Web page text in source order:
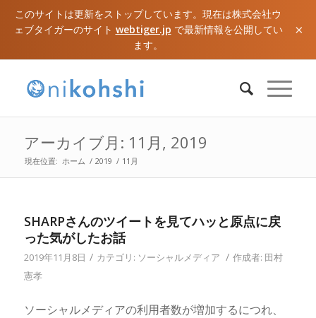
このサイトは更新をストップしています。現在は株式会社ウ
ェブタイガーのサイト webtiger.jp で最新情報を公開してい
ます。
×
アーカイブ月: 11月, 2019
現在位置: ホーム / 2019 / 11月
SHARPさんのツイートを見てハッと原点に戻
った気がしたお話
2019年11月8日 / カテゴリ: ソーシャルメディア / 作成者: 田村
憲孝
ソーシャルメディアの利用者数が増加するにつれ、